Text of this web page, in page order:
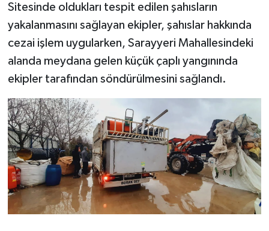
Sitesinde oldukları tespit edilen şahısların
yakalanmasını sağlayan ekipler, şahıslar hakkında
cezai işlem uygularken, Sarayyeri Mahallesindeki
alanda meydana gelen küçük çaplı yangınında
ekipler tarafından söndürülmesini sağlandı.